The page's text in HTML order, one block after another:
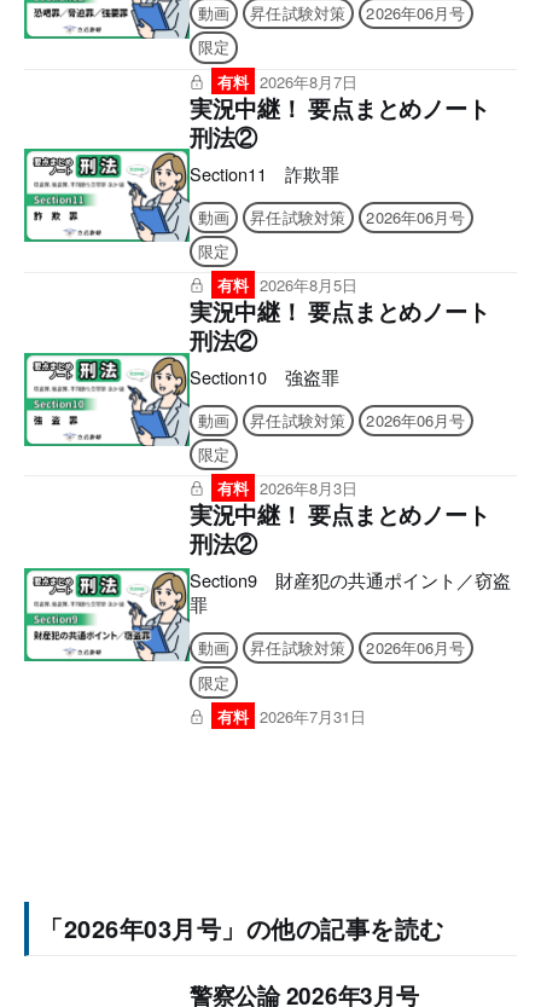
動画 昇任試験対策
2026年06月号
限定
有料 2026年8月7日
実況中継！ 要点まとめノート
刑法②
Section11 詐欺罪
動画 昇任試験対策
2026年06月号
限定
有料 2026年8月5日
実況中継！ 要点まとめノート
刑法②
Section10 強盗罪
動画 昇任試験対策
2026年06月号
限定
有料 2026年8月3日
実況中継！ 要点まとめノート
刑法②
Section9 財産犯の共通ポイント／窃盗
罪
動画 昇任試験対策
2026年06月号
限定
有料 2026年7月31日
「2026年03月号」の他の記事を読む
警察公論 2026年3月号